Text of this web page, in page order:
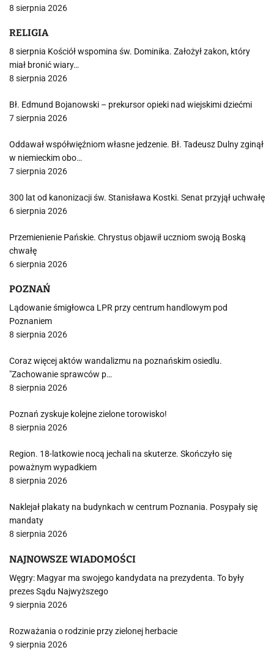
8 sierpnia 2026
RELIGIA
8 sierpnia Kościół wspomina św. Dominika. Założył zakon, który
miał bronić wiary…
8 sierpnia 2026
Bł. Edmund Bojanowski – prekursor opieki nad wiejskimi dziećmi
7 sierpnia 2026
Oddawał współwięźniom własne jedzenie. Bł. Tadeusz Dulny zginął
w niemieckim obo…
7 sierpnia 2026
300 lat od kanonizacji św. Stanisława Kostki. Senat przyjął uchwałę
6 sierpnia 2026
Przemienienie Pańskie. Chrystus objawił uczniom swoją Boską
chwałę
6 sierpnia 2026
POZNAŃ
Lądowanie śmigłowca LPR przy centrum handlowym pod
Poznaniem
8 sierpnia 2026
Coraz więcej aktów wandalizmu na poznańskim osiedlu.
"Zachowanie sprawców p…
8 sierpnia 2026
Poznań zyskuje kolejne zielone torowisko!
8 sierpnia 2026
Region. 18-latkowie nocą jechali na skuterze. Skończyło się
poważnym wypadkiem
8 sierpnia 2026
Naklejał plakaty na budynkach w centrum Poznania. Posypały się
mandaty
8 sierpnia 2026
NAJNOWSZE WIADOMOŚCI
Węgry: Magyar ma swojego kandydata na prezydenta. To były
prezes Sądu Najwyższego
9 sierpnia 2026
Rozważania o rodzinie przy zielonej herbacie
9 sierpnia 2026